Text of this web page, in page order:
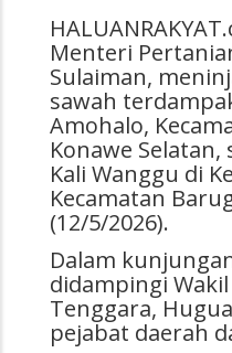
Menteri
Sulaiman,
sawah
Amohalo,
Konawe
Kali Wanggu di
Kecamatan
(12/5/2026).
Dalam
didampingi
Tenggara,
pejabat daerah